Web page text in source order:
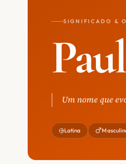
SIGNIFICADO &
Um nome que
Latina